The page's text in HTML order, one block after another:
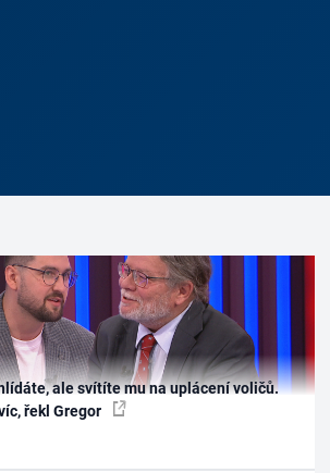
ale svítíte mu na uplácení voličů.
řekl Gregor